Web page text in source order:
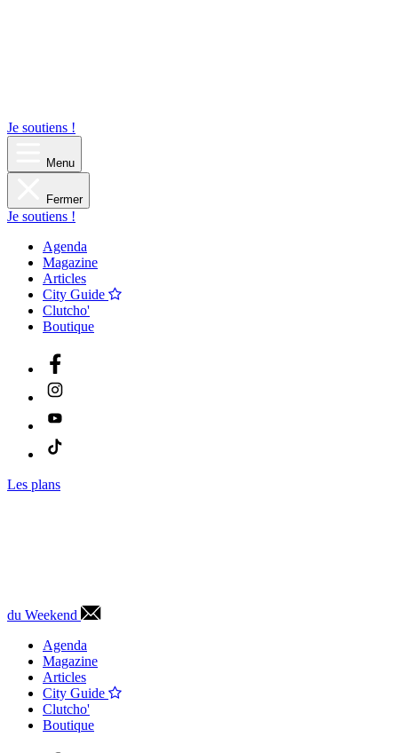
Je soutiens !
Menu
Fermer
Je soutiens !
Agenda
Magazine
Articles
City Guide
Clutcho'
Boutique
Les plans
du Weekend
Agenda
Magazine
Articles
City Guide
Clutcho'
Boutique